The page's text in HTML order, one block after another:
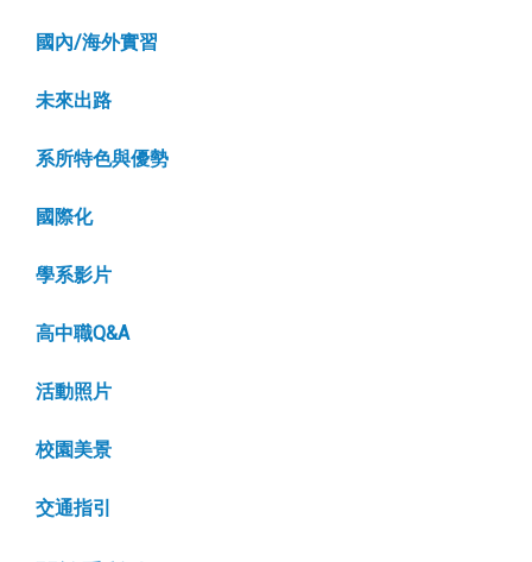
國內/海外實習
未來出路
系所特色與優勢
國際化
學系影片
高中職Q&A
活動照片
校園美景
交通指引